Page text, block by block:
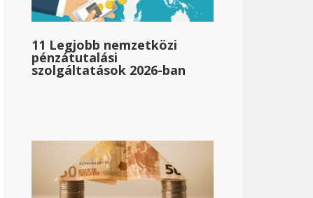
&dollar;72,330
11 Legjobb nemzetközi
pénzátutalási
szolgáltatások 2026-ban